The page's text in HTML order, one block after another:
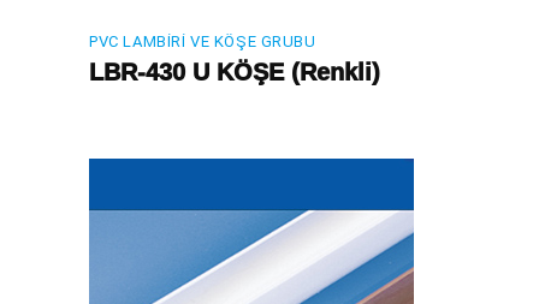
PVC LAMBIRI VE KÖŞE GRUBU
LBR-430 U KÖŞE (Renkli)